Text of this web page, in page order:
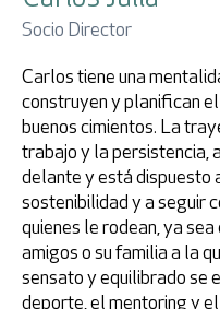
Socio Director
Carlos tiene una
construyen y planifican
buenos cimientos. La
trabajo y la persistencia,
delante y está dispuesto
sostenibilidad y a seguir
quienes le rodean, ya
amigos o su familia a la
sensato y equilibrado se
deporte, el mentoring y
Acepto la
Recuperar la